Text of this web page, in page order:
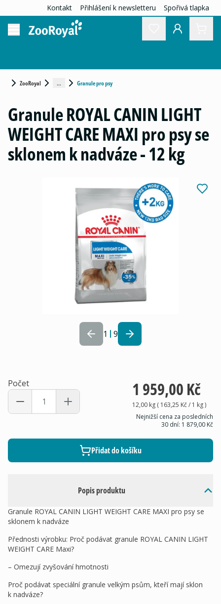
Kontakt Přihlášení k newsletteru Spořivá tlapka
ZooRoyal ... Granule pro psy
1 9
Popis produktu
Granule ROYAL CANIN LIGHT WEIGHT CARE MAXI pro psy se
sklonem k nadváze
Přednosti výrobku: Proč podávat granule ROYAL CANIN LIGHT
WEIGHT CARE Maxi?
– Omezují zvyšování hmotnosti
Proč podávat speciální granule velkým psům, kteří mají sklon
k nadváze?
Granule ROYAL CANIN LIGHT
WEIGHT CARE MAXI pro psy se
sklonem k nadváze - 12 kg
Počet 1 959,00 Kč
12,00 kg( 163,25 Kč/ 1 kg)
Nejnižší cena za posledních
30 dní: 1 879,00 Kč
Přidat do košíku